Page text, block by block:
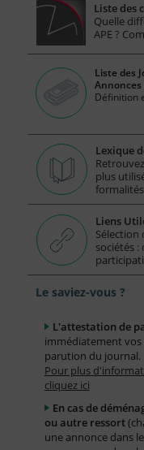
Liste des
Quelle
APE ?
Liste des
Annonces
Définition
Lexique
plus
Liens
Sélection
sociétés
Le saviez-vous ?
L'attestation de
immédiatement vos
parution du journal.
Pour plus
cliquez ici
En cas de
ou autre ressort
une annonce dans